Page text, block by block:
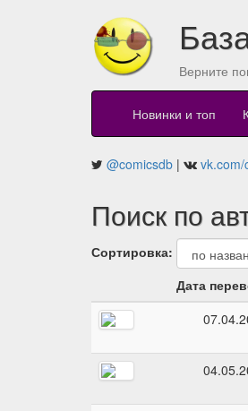
Верните
Новинки и топ
@comicsdb |
Поиск по
Сортировка:
Дата